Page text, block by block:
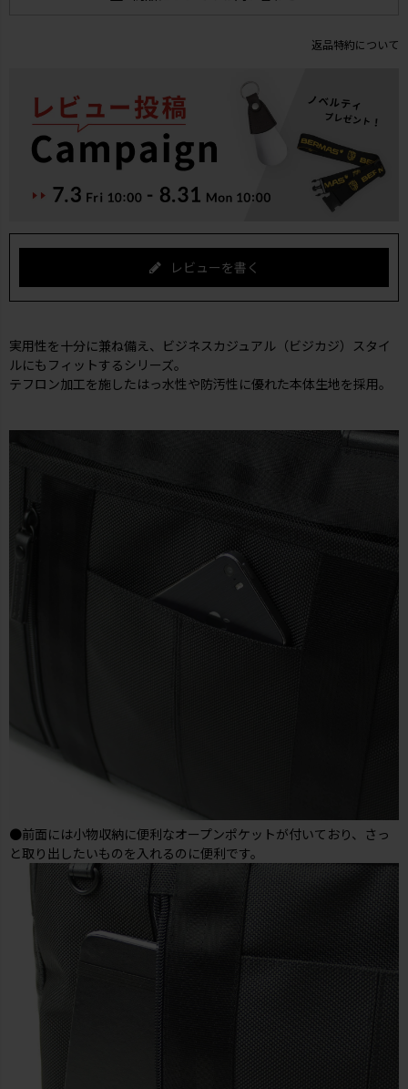
返品特約について
レビューを書く
実用性を十分に兼ね備え、ビジネスカジュアル（ビジカジ）スタイ
ルにもフィットするシリーズ。
テフロン加工を施したはっ水性や防汚性に優れた本体生地を採用。
●前面には小物収納に便利なオープンポケットが付いており、さっ
と取り出したいものを入れるのに便利です。